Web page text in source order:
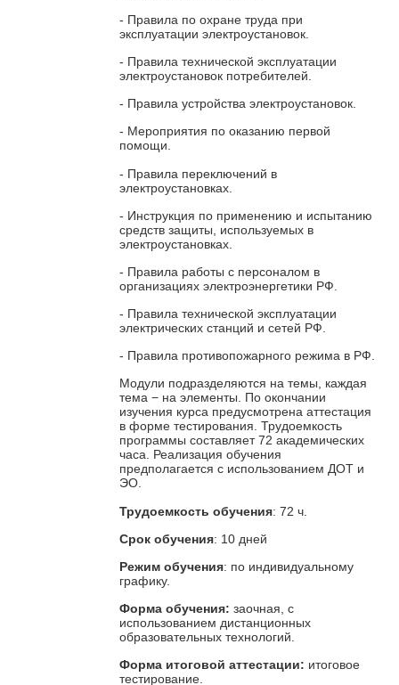
- Правила по охране труда при
эксплуатации электроустановок.
- Правила технической эксплуатации
электроустановок потребителей.
- Правила устройства электроустановок.
- Мероприятия по оказанию первой
помощи.
- Правила переключений в
электроустановках.
- Инструкция по применению и испытанию
средств защиты, используемых в
электроустановках.
- Правила работы с персоналом в
организациях электроэнергетики РФ.
- Правила технической эксплуатации
электрических станций и сетей РФ.
- Правила противопожарного режима в РФ.
Модули подразделяются на темы, каждая
тема − на элементы. По окончании
изучения курса предусмотрена аттестация
в форме тестирования. Трудоемкость
программы составляет 72 академических
часа. Реализация обучения
предполагается с использованием ДОТ и
ЭО.
Трудоемкость обучения: 72 ч.
Срок обучения: 10 дней
Режим обучения: по индивидуальному
графику.
Форма обучения:заочная, с
использованием дистанционных
образовательных технологий.
Форма итоговой аттестации: итоговое
тестирование.